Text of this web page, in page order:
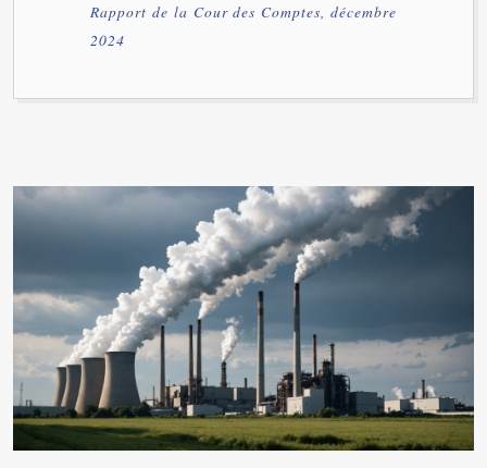
Rapport de la Cour des Comptes, décembre
2024